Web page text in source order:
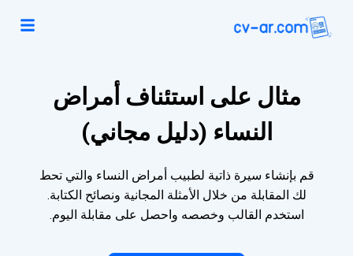
مثال على استئناف أمراض
النساء (دليل مجاني)
قم بإنشاء سيرة ذاتية لطبيب أمراض النساء والتي تحط
لك المقابلة من خلال الأمثلة المجانية ونصائح الكتابة.
استخدم القالب وخصصه واحصل على مقابلة اليوم.